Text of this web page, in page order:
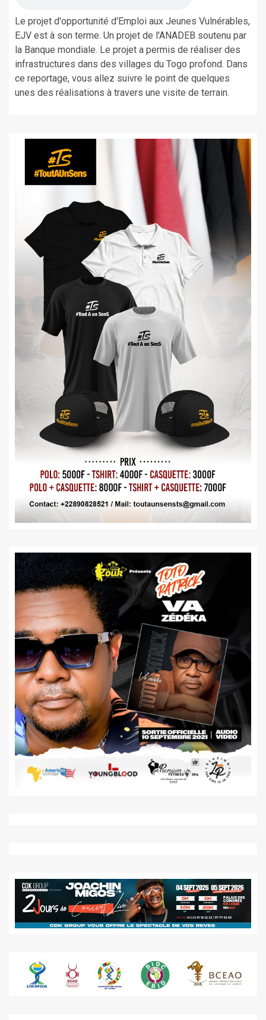
Le projet d'opportunité d'Emploi aux Jeunes Vulnérables,
EJV est à son terme. Un projet de l'ANADEB soutenu par
la Banque mondiale. Le projet a permis de réaliser des
infrastructures dans des villages du Togo profond. Dans
ce reportage, vous allez suivre le point de quelques
unes des réalisations à travers une visite de terrain.